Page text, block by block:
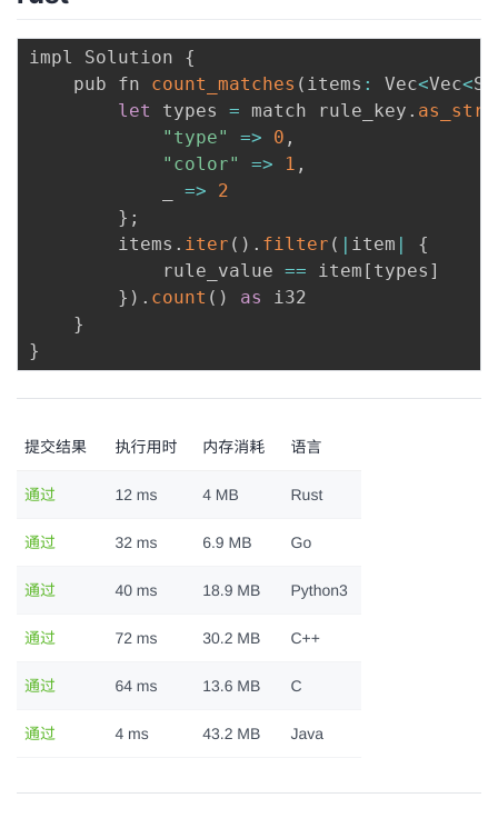
impl Solution {
    pub fn
count_matches ( items : Vec<Vec<
let
types = match rule_key . as_str
"type"
=> 0 ,
"color"
=> 1 ,
=>
2
} ;
        items
. iter ( ) . filter ( | item |
{
            rule_value
== item [ types ]
} ) . count ( ) as
i32
}
}